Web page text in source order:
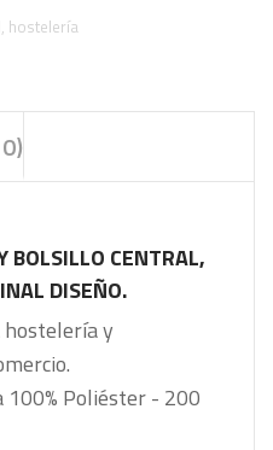
, hostelería
BOLSILLO CENTRAL,
DISEÑO.
hostelería y
100% Poliéster - 200